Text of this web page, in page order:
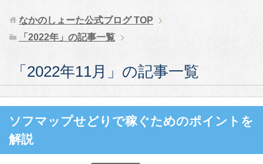
なかのしょーた公式ブログTOP
「2022年」の記事一覧
「2022年11月」の記事一覧
ソフマップせどりで稼ぐためのポイントを
解説